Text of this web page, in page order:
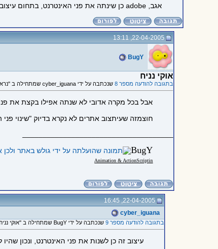
אגב, adobe כן שינתה את פני האינטרנט, בתחום עיצוב האתרים במיוחד.
22-04-2005, 13:11
BugY
אוקי נניח
בתגובה להודעה מספר 8 שנכתבה על ידי cyber_iguana שמתחילה ב "נראה לי שלא הבנת אותנו, אף..."
אבל בכל מקרה אדובי לא שנתה אפילו בקצת את פני
חוצמזה שעיתצוב אתרים לא נקרא בדיוק "שינוי פני
BugY
Animation & ActionScriptin
22-04-2005, 16:45
cyber_iguana
בתגובה להודעה מספר 9
שנכתבה על ידי BugY שמתחילה ב "אוקי נניח"
עיצוב זה כן לשנות את פני האינטרנט, ונכון